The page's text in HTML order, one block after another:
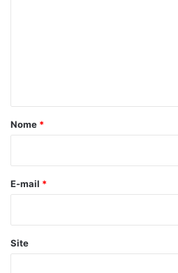
r
*
Nome *
E-mail *
Site